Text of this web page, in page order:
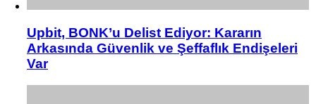
Upbit, BONK’u Delist Ediyor: Kararın
Arkasında Güvenlik ve Şeffaflık Endişeleri
Var